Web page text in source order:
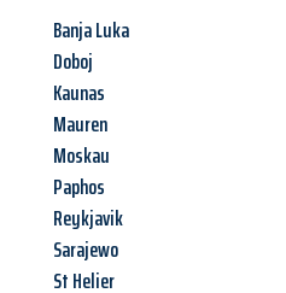
Banja Luka
Doboj
Kaunas
Mauren
Moskau
Paphos
Reykjavik
Sarajewo
St Helier